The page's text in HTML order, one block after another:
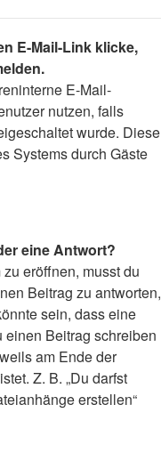
E-Mail-Link klicke,
E-Mail-
nutzen, falls
wurde. Diese
Systems durch Gäste
eine Antwort?
eröffnen, musst du
Beitrag zu antworten,
sein, dass eine
einen Beitrag schreiben
am Ende der
Z. B. „Du darfst
erstellen“